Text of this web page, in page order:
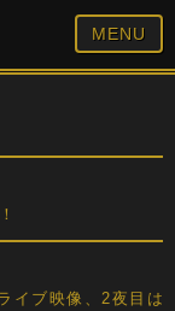
MENU
イブ映像、2夜目は